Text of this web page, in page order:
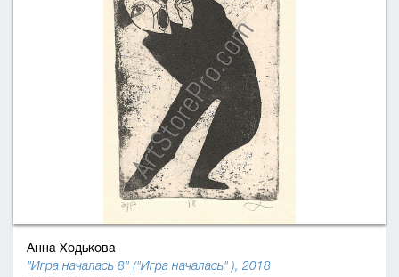
Анна Ходькова
"Игра началась 8" ("Игра началась" ), 2018